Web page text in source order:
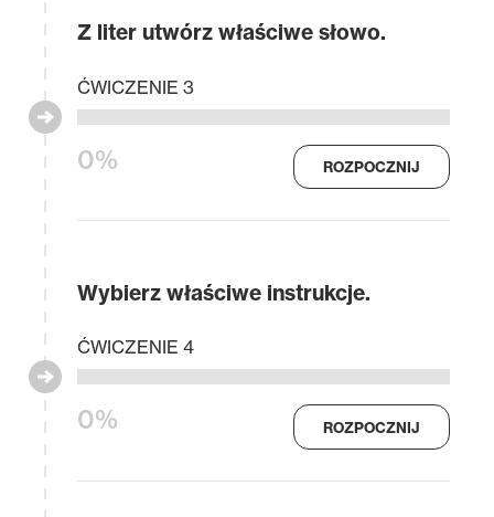
Z liter utwórz właściwe słowo.
0%
ĆWICZENIE 3
ROZPOCZNIJ
Wybierz właściwe instrukcje.
0%
ĆWICZENIE 4
ROZPOCZNIJ